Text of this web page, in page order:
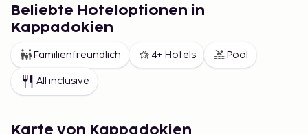
Wanderwege, die durch die einzigartigen Täler und
Hügel führen. Ein Traum für Naturliebhaber.
Kultur und Kunst: Erlebe das lokale Handwerk und
die Kunst, darunter Keramik und Textilien. Du kannst
auch an Workshops teilnehmen und deine eigenen
Kunstwerke erschaffen.
Beliebte Hoteloptionen in
Kappadokien
Familienfreundlich 4+ Hotels Pool
All inclusive
Karte von Kappadokien